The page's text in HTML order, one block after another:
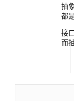
抽
都
接
而